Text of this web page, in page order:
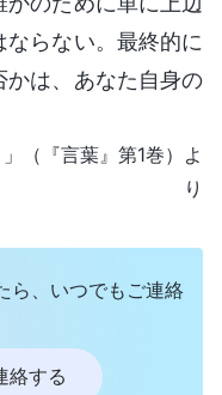
らない。最終的に
かは、あなた自身の
（『言葉』第1巻）よ
り
ら、いつでもご連絡
絡する